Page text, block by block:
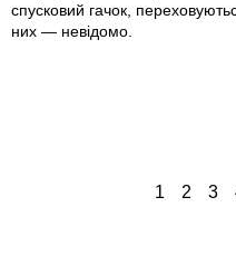
спусковий гачок,
них — невідомо.
1 2 3